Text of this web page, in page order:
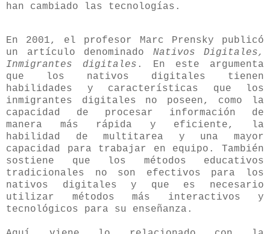
han cambiado las tecnologías.
En 2001, el profesor Marc Prensky publicó
un artículo denominado Nativos Digitales,
Inmigrantes digitales . En este argumenta
que los nativos digitales tienen
habilidades y características que los
inmigrantes digitales no poseen, como la
capacidad de procesar información de
manera más rápida y eficiente, la
habilidad de multitarea y una mayor
capacidad para trabajar en equipo. También
sostiene que los métodos educativos
tradicionales no son efectivos para los
nativos digitales y que es necesario
utilizar métodos más interactivos y
tecnológicos para su enseñanza.